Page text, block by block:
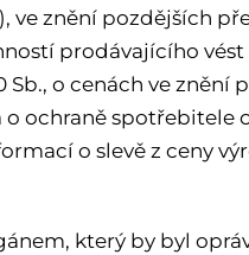
ve znění pozdějších
prodávajícího vést
Sb., o cenách ve
ochraně spotřebitele
o slevě z ceny
který by byl